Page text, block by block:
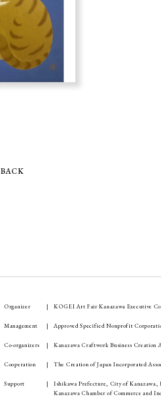
BACK
Organizer KOGEI Art Fair Kanazawa Executive
Management Approved Specified Nonprofit
Co-organizers Kanazawa Craftwork Business Creation
Cooperation The Creation of Japan Incorporated
Support
Ishikawa Prefecture, City of Kanazawa,
Kanazawa Chamber of Commerce and